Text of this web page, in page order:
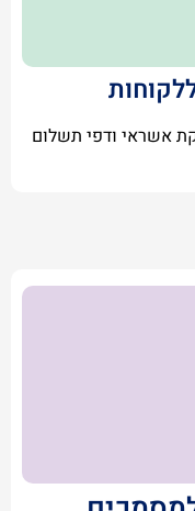
אשראי ודפי תשלום